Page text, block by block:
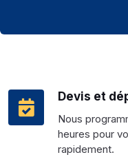
Devis et
Nous
heures pour
rapidement.